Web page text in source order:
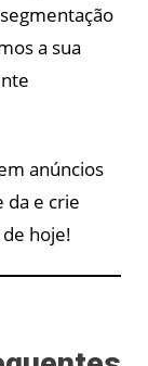
a sua
anúncios
da e crie
hoje!